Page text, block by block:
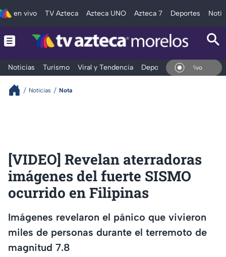
en vivo TV Azteca Azteca UNO Azteca 7 Deportes
Noticias Turismo Viral y Tendencia Deportes Espectáculos
En Vivo
Noticias Nota
[VIDEO] Revelan aterradoras
imágenes del fuerte SISMO
ocurrido en Filipinas
Imágenes revelaron el pánico que vivieron
miles de personas durante el terremoto de
magnitud 7.8